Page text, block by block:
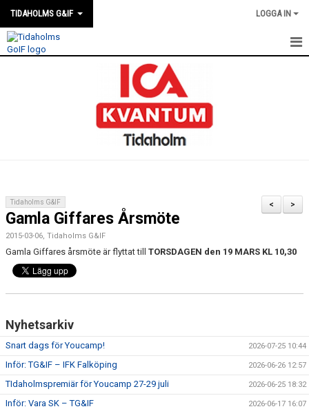
TIDAHOLMS G&IF LOGGA IN
FÖRENINGEN
SOUVENIRER
GAMLA GIFFS TORSDAGSTRÄFFAR
PLANSCHEMA
>
<
Tidaholms G&IF
Gamla Giffares Årsmöte
2015-03-06, Tidaholms G&IF
Gamla Giffares årsmöte är flyttat till TORSDAGEN den 19 MARS KL 10,30
Nyhetsarkiv
Snart dags för Youcamp! 2026-07-25 10:44
Inför: TG&IF – IFK Falköping 2026-06-26 12:57
TIdaholmspremiär för Youcamp 27-29 juli 2026-06-25 18:32
Inför: Vara SK – TG&IF 2026-06-17 16:07